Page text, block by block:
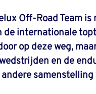
Off-Road Team
de internationale
op deze weg,
en de